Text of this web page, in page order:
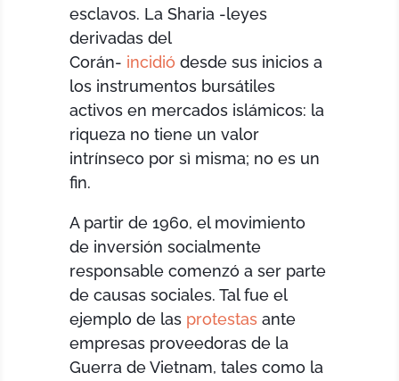
esclavos. La Sharia -leyes
derivadas del
Corán- incidió desde sus inicios a
los instrumentos bursátiles
activos en mercados islámicos: la
riqueza no tiene un valor
intrínseco por sì misma; no es un
fin.
A partir de 1960, el movimiento
de inversión socialmente
responsable comenzó a ser parte
de causas sociales. Tal fue el
ejemplo de las protestas ante
empresas proveedoras de la
Guerra de Vietnam, tales como la